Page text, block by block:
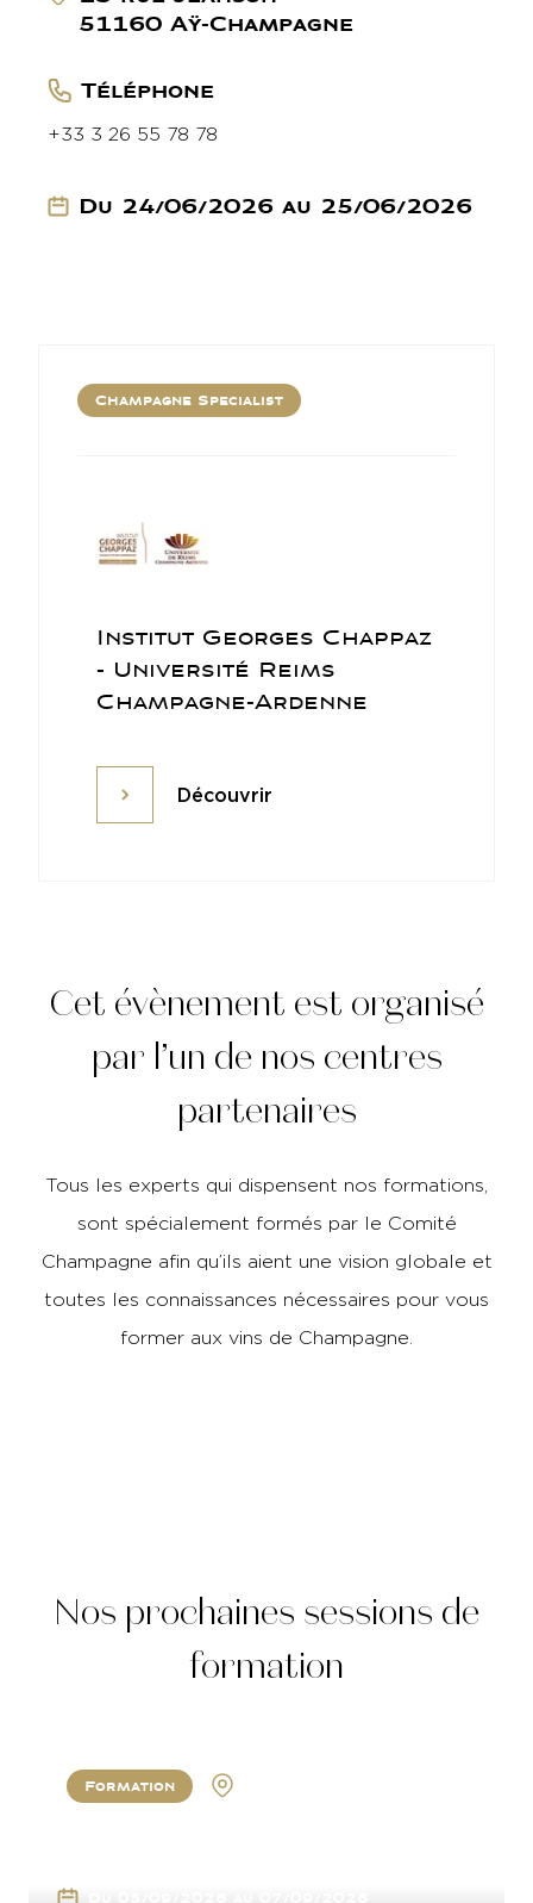
51160 Aÿ-Champagne
Téléphone
+33 3 26 55 78 78
Du 24/06/2026 au 25/06/2026
Champagne Specialist
Institut Georges Chappaz
- Université Reims
Champagne-Ardenne
DécouvrirDécouvrir
Cet évènement est organisé
par l’un de nos centres
partenaires
Tous les experts qui dispensent nos formations,
sont spécialement formés par le Comité
Champagne afin qu’ils aient une vision globale et
toutes les connaissances nécessaires pour vous
former aux vins de Champagne.
Nos prochaines sessions de
formation
Formation